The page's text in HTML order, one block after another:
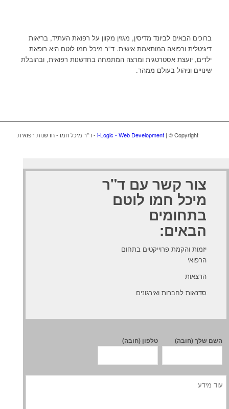
ברוכים הבאים לביונד מדיסין, מגזין מקוון על רפואת העתיד, בריאות
דיגיטלית ורפואה המותאמת אישית. ד"ר מיכל חמו לוטם היא רופאת
ילדים, יועצת אסטרטגית ומרצה המתמחה בחדשנות רפואית, ובהובלת
שינויים וניהול בעולם ממהר.
i-Logic - Web Development | © Copyright - ד"ר מיכל חמו - חדשנות רפואית
צור קשר עם ד"ר
מיכל חמו לוטם
בתחומים
הבאים:
יזמות והקמת פרוייקטים בתחום
הרפואי
הרצאות
סדנאות לחברות ואירגונים
השם שלך (חובה) טלפון (חובה)